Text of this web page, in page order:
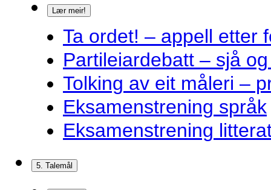
Lær meir!
Ta ordet! – appell etter
Partileiardebatt – sjå
Tolking av eit måleri –
Eksamenstrening språk
Eksamenstrening
5. Talemål